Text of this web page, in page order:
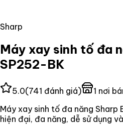
Sharp
Máy xay sinh tố đa
SP252-BK
5.0(741 đánh giá) 1 nơi
Máy xay sinh tố đa năng
hiện đại, đa năng, dễ sử dụng